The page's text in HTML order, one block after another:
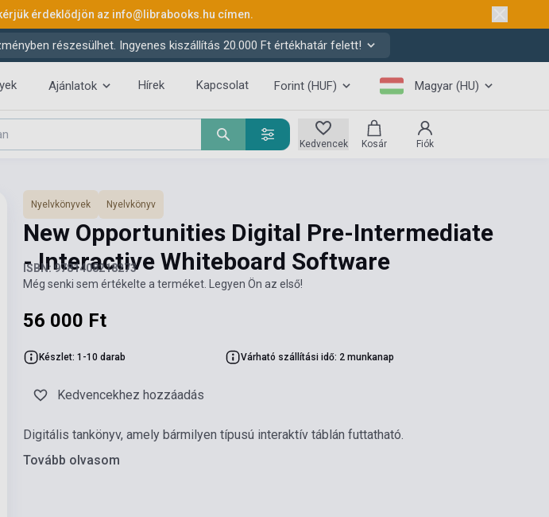
érdeklődjön az info@librabooks.hu címen.
részesülhet. Ingyenes kiszállítás 20.000 Ft értékhatár felett!
Ajánlatok Hírek Kapcsolat Forint (HUF) Magyar (HU)
Kedvencek Kosár Fiók
Nyelvkönyvek Nyelvkönyv
New Opportunities Digital Pre-Intermediate
- Interactive Whiteboard Software
ISBN: 9781408218273
Még senki sem értékelte a terméket. Legyen Ön az első!
56 000 Ft
Készlet: 1-10 darab Várható szállítási idő: 2 munkanap
Kedvencekhez hozzáadás
Digitális tankönyv, amely bármilyen típusú interaktív táblán futtatható.
Tovább olvasom